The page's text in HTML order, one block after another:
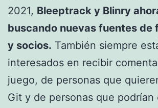
2021, Bleeptrack y Blinry
buscando nuevas fuentes de
y socios. También siempre
interesados en recibir
juego, de personas que
Git y de personas que podrían